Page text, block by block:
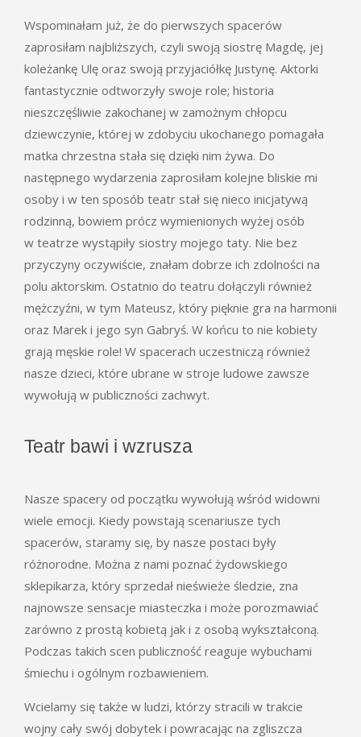
Wspominałam już, że do pierwszych spacerów
zaprosiłam najbliższych, czyli swoją siostrę Magdę, jej
koleżankę Ulę oraz swoją przyjaciółkę Justynę. Aktorki
fantastycznie odtworzyły swoje role; historia
nieszczęśliwie zakochanej w zamożnym chłopcu
dziewczynie, której w zdobyciu ukochanego pomagała
matka chrzestna stała się dzięki nim żywa. Do
następnego wydarzenia zaprosiłam kolejne bliskie mi
osoby i w ten sposób teatr stał się nieco inicjatywą
rodzinną, bowiem prócz wymienionych wyżej osób
w teatrze wystąpiły siostry mojego taty. Nie bez
przyczyny oczywiście, znałam dobrze ich zdolności na
polu aktorskim. Ostatnio do teatru dołączyli również
mężczyźni, w tym Mateusz, który pięknie gra na harmonii
oraz Marek i jego syn Gabryś. W końcu to nie kobiety
grają męskie role! W spacerach uczestniczą również
nasze dzieci, które ubrane w stroje ludowe zawsze
wywołują w publiczności zachwyt.
Teatr bawi i wzrusza
Nasze spacery od początku wywołują wśród widowni
wiele emocji. Kiedy powstają scenariusze tych
spacerów, staramy się, by nasze postaci były
różnorodne. Można z nami poznać żydowskiego
sklepikarza, który sprzedał nieświeże śledzie, zna
najnowsze sensacje miasteczka i może porozmawiać
zarówno z prostą kobietą jak i z osobą wykształconą.
Podczas takich scen publiczność reaguje wybuchami
śmiechu i ogólnym rozbawieniem.
Wcielamy się także w ludzi, którzy stracili w trakcie
wojny cały swój dobytek i powracając na zgliszcza